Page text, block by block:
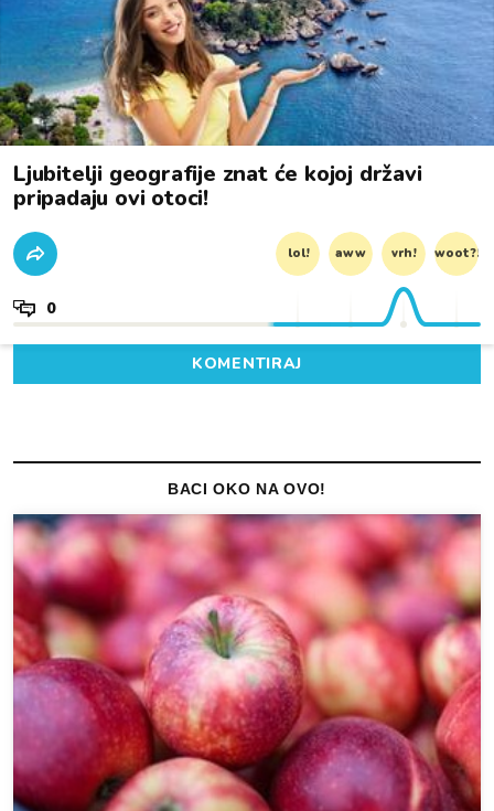
Ljubitelji geografije znat će kojoj državi
pripadaju ovi otoci!
lol! aww vrh! woot?!
0
KOMENTIRAJ